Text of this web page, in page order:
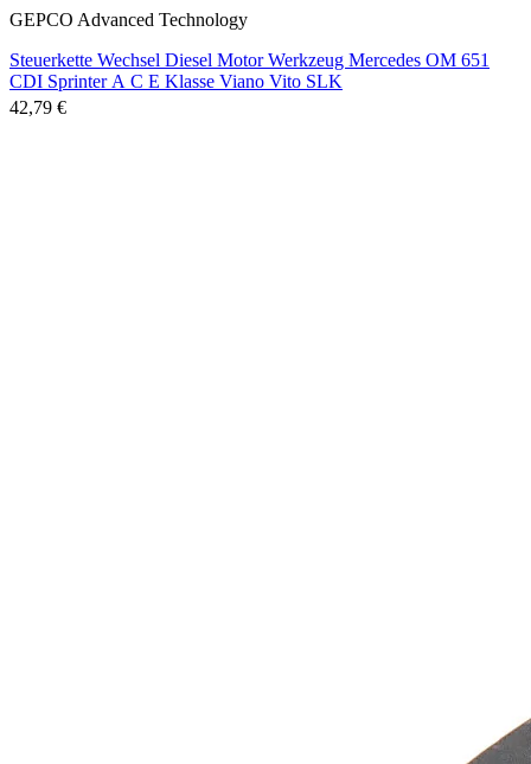
GEPCO Advanced Technology
Steuerkette Wechsel Diesel Motor Werkzeug Mercedes OM 651
CDI Sprinter A C E Klasse Viano Vito SLK
42,79 €